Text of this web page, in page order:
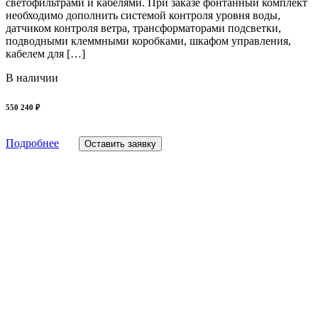
светофильтрами и кабелями. При заказе фонтанный комплект
необходимо дополнить системой контроля уровня воды,
датчиком контроля ветра, трансформаторами подсветки,
подводными клеммными коробками, шкафом управления,
кабелем для […]
В наличии
550 240 ₽
Подробнее Оставить заявку